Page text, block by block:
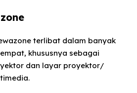
terlibat dalam banyak
khususnya sebagai
dan layar proyektor/